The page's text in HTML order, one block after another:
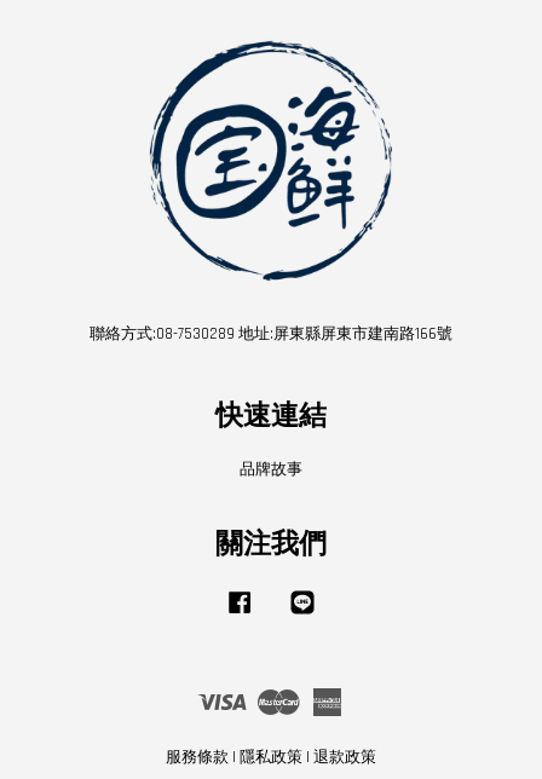
聯絡方式:08-7530289 地址:屏東縣屏東市建南路166號
快速連結
品牌故事
關注我們
Facebook
Visa Master
服務條款 | 隱私政策 | 退款政策